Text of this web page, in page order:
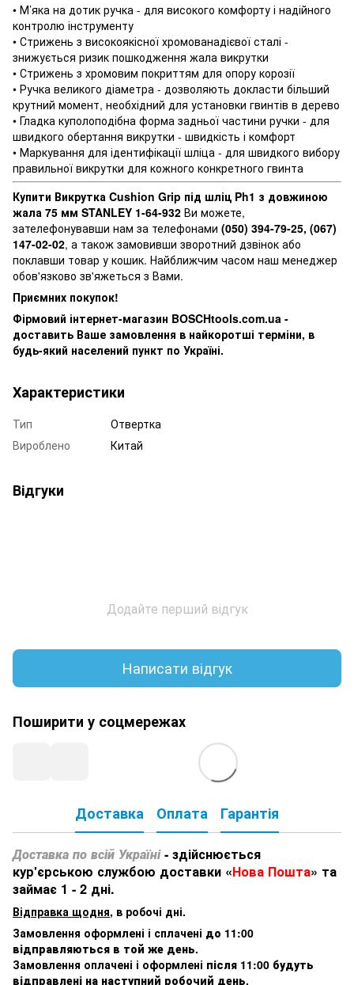
• М’яка на дотик ручка - для високого комфорту і надійного
контролю інструменту
• Стрижень з високоякісної хромованадієвої сталі -
знижується ризик пошкодження жала викрутки
• Стрижень з хромовим покриттям для опору корозії
• Ручка великого діаметра - дозволяють докласти більший
крутний момент, необхідний для установки гвинтів в дерево
• Гладка куполоподібна форма задньої частини ручки - для
швидкого обертання викрутки - швидкість і комфорт
• Маркування для ідентифікації шліца - для швидкого вибору
правильної викрутки для кожного конкретного гвинта
Купити Викрутка Cushion Grip під шліц Ph1 з довжиною
жала 75 мм STANLEY 1-64-932 Ви можете,
зателефонувавши нам за телефонами (050) 394-79-25, (067)
147-02-02, а також замовивши зворотний дзвінок або
поклавши товар у кошик. Найближчим часом наш менеджер
обов'язково зв'яжеться з Вами.
Приємних покупок!
Фірмовий інтернет-магазин BOSCHtools.com.ua -
доставить Ваше замовлення в найкоротші терміни, в
будь-який населений пункт по Україні.
Характеристики
Тип
Отвертка
Вироблено
Китай
Відгуки
Додайте перший відгук
Написати відгук
Поширити у соцмережах
Доставка Оплата Гарантія
Доставка по всій Україні - здійснюється
кур'єрською службою доставки «Нова Пошта» та
займає 1 - 2 дні.
Відправка щодня, в робочі дні.
Замовлення оформлені і сплачені до 11:00
відправляються в той же день.
Замовлення оплачені і оформлені після 11:00 будуть
відправлені на наступний робочий день.